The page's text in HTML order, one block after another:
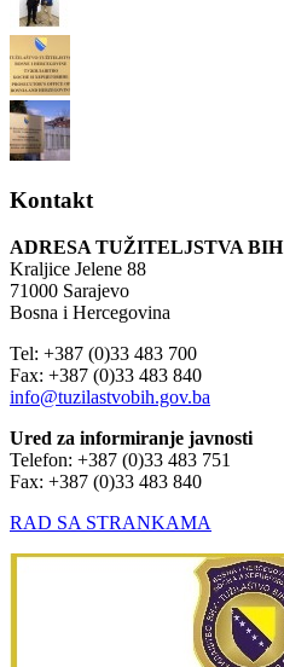
Kontakt
ADRESA TUŽITELJSTVA BIH
Kraljice Jelene 88
71000 Sarajevo
Bosna i Hercegovina
Tel: +387 (0)33 483 700
Fax: +387 (0)33 483 840
info@tuzilastvobih.gov.ba
Ured za informiranje javnosti
Telefon: +387 (0)33 483 751
Fax: +387 (0)33 483 840
RAD SA STRANKAMA